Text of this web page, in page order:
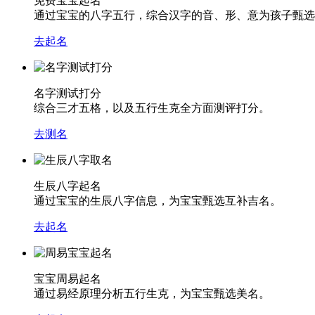
通过宝宝的八字五行，综合汉字的音、形、意为孩子甄
去起名
名字测试打分
综合三才五格，以及五行生克全方面测评打分。
去测名
生辰八字起名
通过宝宝的生辰八字信息，为宝宝甄选互补吉名。
去起名
宝宝周易起名
通过易经原理分析五行生克，为宝宝甄选美名。